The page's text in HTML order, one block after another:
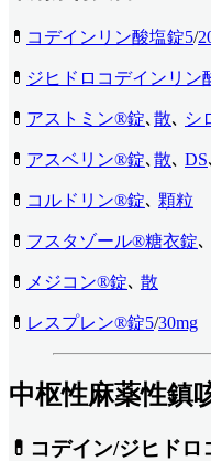
💊 コデインリン酸塩錠5/
💊 ジヒドロコデインリン
💊 アストミン®︎錠､ 散､ シ
💊 アスベリン®︎錠､ 散､ DS､
💊 コルドリン®︎錠､ 顆粒
💊 フスタゾール®︎糖衣錠､
💊 メジコン®︎錠､ 散
💊 レスプレン®︎錠5/30mg
中枢性麻薬性鎮
💊コデイン/ジヒドロ